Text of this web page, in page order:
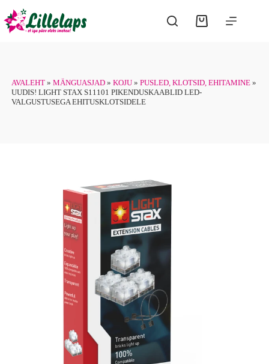
content
Shopping
AVALEHT » MÄNGUASJAD » KOJU » PUSLED, KLOTSID, EHITAMINE »
UUDIS! LIGHT STAX S11101 PIKENDUSKAABLID LED-
VALGUSTUSEGA EHITUSKLOTSIDELE